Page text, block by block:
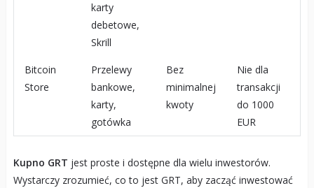
karty
debetowe,
Skrill
Bitcoin
Store
Przelewy
bankowe,
karty,
gotówka
Bez
minimalnej
kwoty
Nie dla
transakcji
do 1000
EUR
Kupno GRT jest proste i dostępne dla wielu inwestorów.
Wystarczy zrozumieć, co to jest GRT, aby zacząć inwestować